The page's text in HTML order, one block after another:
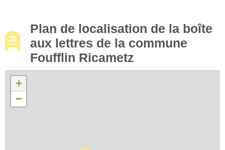
Plan de localisation de la boîte
aux lettres de la commune
Foufflin Ricametz
+
−